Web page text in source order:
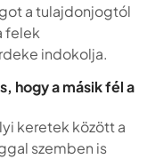
a tulajdonjogtól
felek
indokolja.
hogy a másik fél a
keretek között a
szemben is